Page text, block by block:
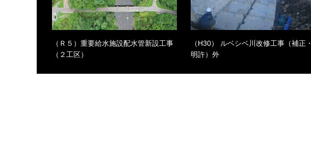
（Ｒ５）重要給水施設配水管新設工事
（２工区）
（H30） ルベシベ川改修工事（補正・
明許）外